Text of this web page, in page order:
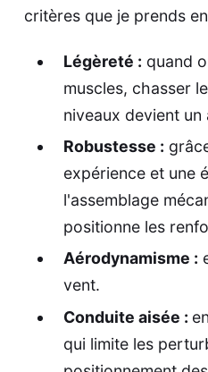
critères que je prends
Légèreté : quand
muscles, chasser
niveaux devient un
Robustesse :
expérience et une
l'assemblage
positionne les
Aérodynamisme :
vent.
Conduite aisée :
qui limite les